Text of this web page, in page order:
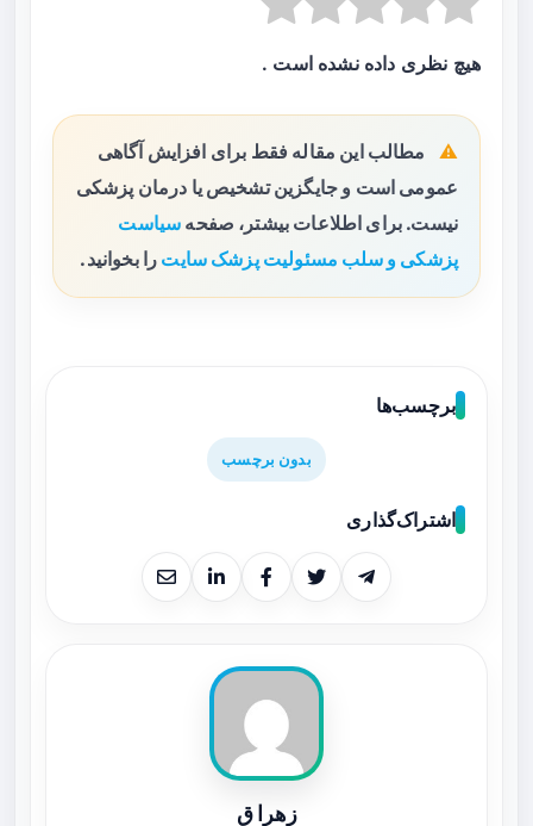
هیچ نظری داده نشده است .
مطالب این مقاله فقط برای افزایش آگاهی
عمومی است و جایگزین تشخیص یا درمان پزشکی
نیست. برای اطلاعات بیشتر، صفحه سیاست
پزشکی و سلب مسئولیت پزشک سایت را بخوانید.
برچسب‌ها
بدون برچسب
اشتراک‌گذاری
زهرا ق